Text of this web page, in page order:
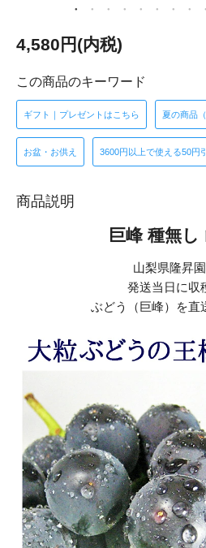
4,580円(内税)
この商品のキーワード
ギフト｜プレゼントはこちら 夏の商品
お盆・お供え 3600円以上で使える50円
商品説明
巨峰 種無し
山梨県隆昇
発送当日に収
ぶどう（巨峰）を直